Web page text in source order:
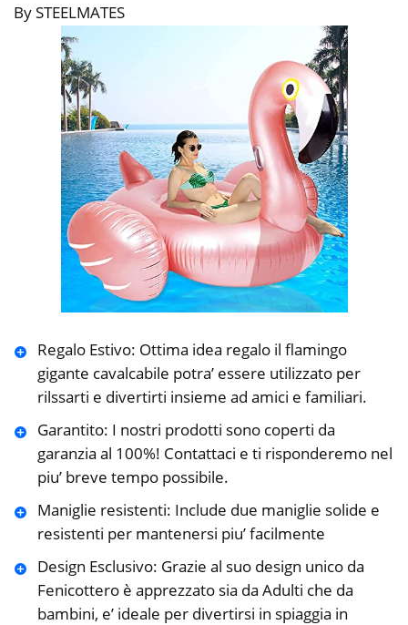
By STEELMATES
Regalo Estivo: Ottima idea regalo il flamingo
gigante cavalcabile potra’ essere utilizzato per
rilssarti e divertirti insieme ad amici e familiari.
Garantito: I nostri prodotti sono coperti da
garanzia al 100%! Contattaci e ti risponderemo nel
piu’ breve tempo possibile.
Maniglie resistenti: Include due maniglie solide e
resistenti per mantenersi piu’ facilmente
Design Esclusivo: Grazie al suo design unico da
Fenicottero è apprezzato sia da Adulti che da
bambini, e’ ideale per divertirsi in spiaggia in